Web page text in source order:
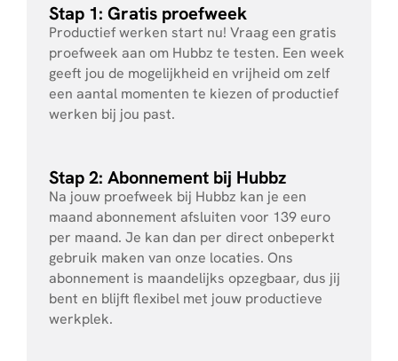
Stap 1: Gratis proefweek
Productief werken start nu! Vraag een gratis
proefweek aan om Hubbz te testen. Een week
geeft jou de mogelijkheid en vrijheid om zelf
een aantal momenten te kiezen of productief
werken bij jou past.
Stap 2: Abonnement bij Hubbz
Na jouw proefweek bij Hubbz kan je een
maand abonnement afsluiten voor 139 euro
per maand. Je kan dan per direct onbeperkt
gebruik maken van onze locaties. Ons
abonnement is maandelijks opzegbaar, dus jij
bent en blijft flexibel met jouw productieve
werkplek.